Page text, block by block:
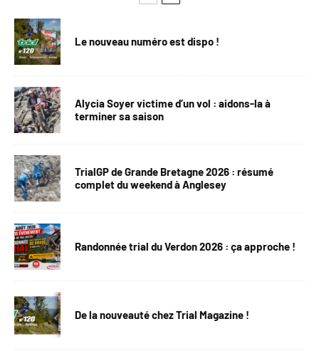
Le nouveau numéro est dispo !
Alycia Soyer victime d’un vol : aidons-la à
terminer sa saison
TrialGP de Grande Bretagne 2026 : résumé
complet du weekend à Anglesey
Randonnée trial du Verdon 2026 : ça approche !
De la nouveauté chez Trial Magazine !